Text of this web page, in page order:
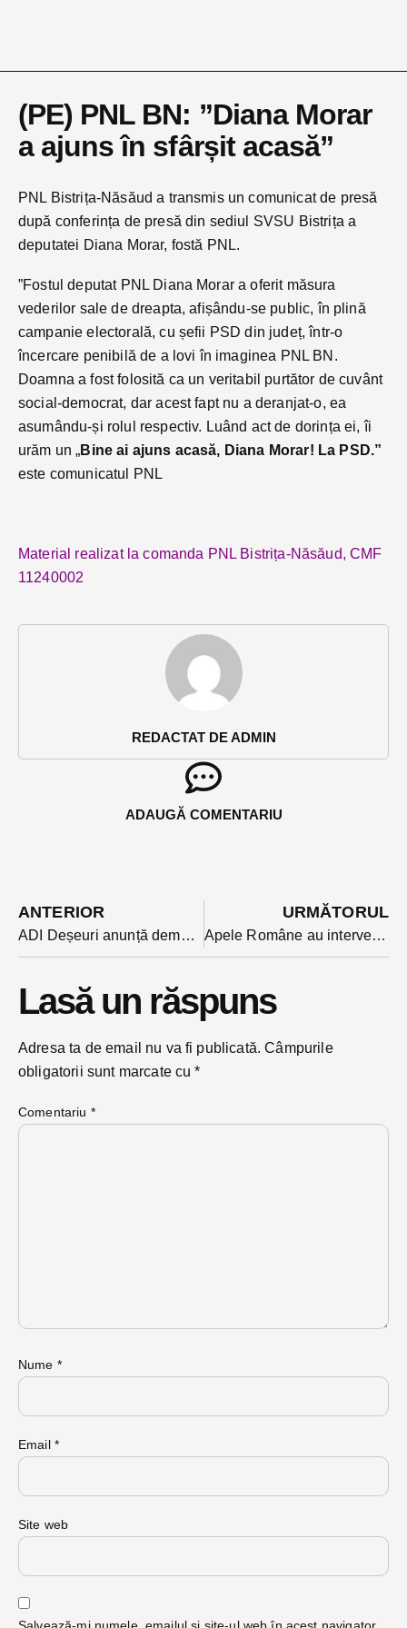
(PE) PNL BN: ”Diana Morar
a ajuns în sfârșit acasă”
REDACTAT DE ADMIN
ADAUGĂ COMENTARIU
PNL Bistrița-Năsăud a transmis un comunicat de presă
după conferința de presă din sediul SVSU Bistrița a
deputatei Diana Morar, fostă PNL.
”Fostul deputat PNL Diana Morar a oferit măsura
vederilor sale de dreapta, afișându-se public, în plină
campanie electorală, cu șefii PSD din județ, într-o
încercare penibilă de a lovi în imaginea PNL BN.
Doamna a fost folosită ca un veritabil purtător de cuvânt
social-democrat, dar acest fapt nu a deranjat-o, ea
asumându-și rolul respectiv. Luând act de dorința ei, îi
urăm un „Bine ai ajuns acasă, Diana Morar! La PSD.”
este comunicatul PNL
Material realizat la comanda PNL Bistrița-Năsăud, CMF
11240002
ANTERIOR
ADI Deșeuri anunță demararea campaniei deșeurilor vegetale, ediția toamna 2024
URMĂTORUL
Apele Române au intervenit în albia Someșului Mare cu ample lucrări de decolmatare pentru evitarea pericolului inundațiilor
Lasă un răspuns
Adresa ta de email nu va fi publicată. Câmpurile
obligatorii sunt marcate cu*
Comentariu *
Nume *
Email *
Site web